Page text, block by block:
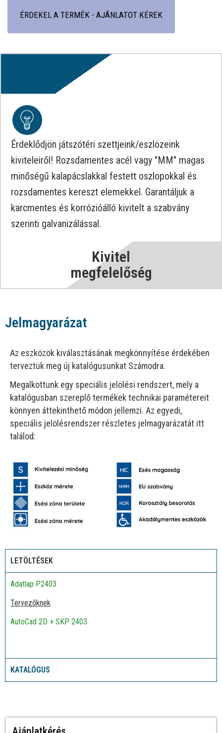
ÉRDEKEL A TERMÉK - AJÁNLATOT KÉREK
Érdeklődjön játszótéri szettjeink/eszlözeink
kiviteleiről! Rozsdamentes acél vagy "MM" magas
minőségű kalapácslakkal festett oszlopokkal és
rozsdamentes kereszt elemekkel. Garantáljuk a
karcmentes és korrózióálló kivitelt a szabvány
szerinti galvanizálással.
Kivitel
megfelelőség
Jelmagyarázat
Az eszközök kiválasztásának megkönnyítése érdekében
terveztük meg új katalógusunkat Számodra.
Megalkottunk egy speciális jelölési rendszert, mely a
katalógusban szereplő termékek technikai paramétereit
könnyen áttekinthető módon jellemzi. Az egyedi,
speciális jelölésrendszer részletes jelmagyarázatát itt
találod:
LETÖLTÉSEK
Adatlap P2403
Tervezőknek
AutoCad 2D + SKP 2403
KATALÓGUS